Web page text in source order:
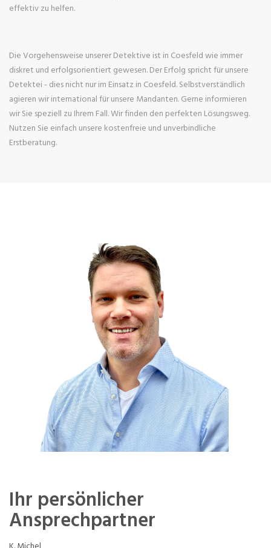
effektiv zu helfen.
Die Vorgehensweise unserer Detektive ist in Coesfeld wie immer
diskret und erfolgsorientiert gewesen. Der Erfolg spricht für unsere
Detektei - dies nicht nur im Einsatz in Coesfeld. Selbstverständlich
agieren wir international für unsere Mandanten. Gerne informieren
wir Sie speziell zu Ihrem Fall. Wir finden den perfekten Lösungsweg.
Nutzen Sie einfach unsere kostenfreie und unverbindliche
Erstberatung.
Ihr persönlicher
Ansprechpartner